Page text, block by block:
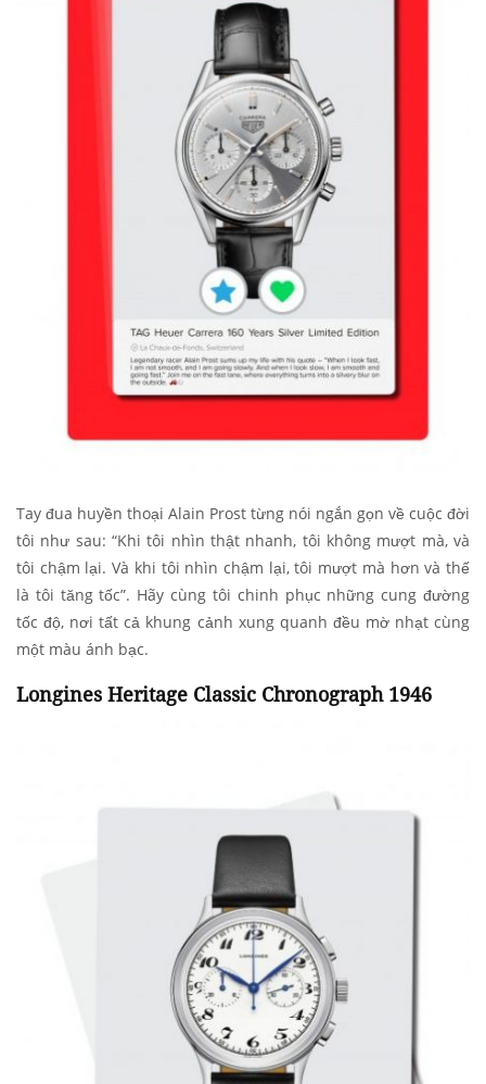
Tay đua huyền thoại Alain Prost từng nói ngắn gọn về cuộc đời
tôi như sau: “Khi tôi nhìn thật nhanh, tôi không mượt mà, và
tôi chậm lại. Và khi tôi nhìn chậm lại, tôi mượt mà hơn và thế
là tôi tăng tốc”. Hãy cùng tôi chinh phục những cung đường
tốc độ, nơi tất cả khung cảnh xung quanh đều mờ nhạt cùng
một màu ánh bạc.
Longines Heritage Classic Chronograph 1946